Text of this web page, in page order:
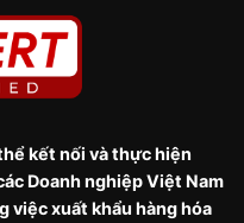
kết nối và thực hiện
Doanh nghiệp Việt Nam
việc xuất khẩu hàng hóa